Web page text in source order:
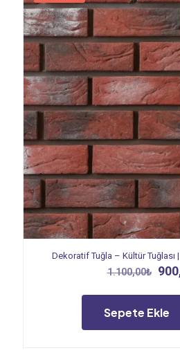
Dekoratif Tuğla – Kültür Tuğlası
1.100,00₺
fiyat:
Sepete Ekle